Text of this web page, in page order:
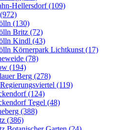
Hellersdorf (109)
(130)
Britz (72)
Kindl (43)
Körnerpark Lichtkunst (17)
(78)
(194)
Berg (278)
(119)
(124)
Tegel (48)
(388)
(386)